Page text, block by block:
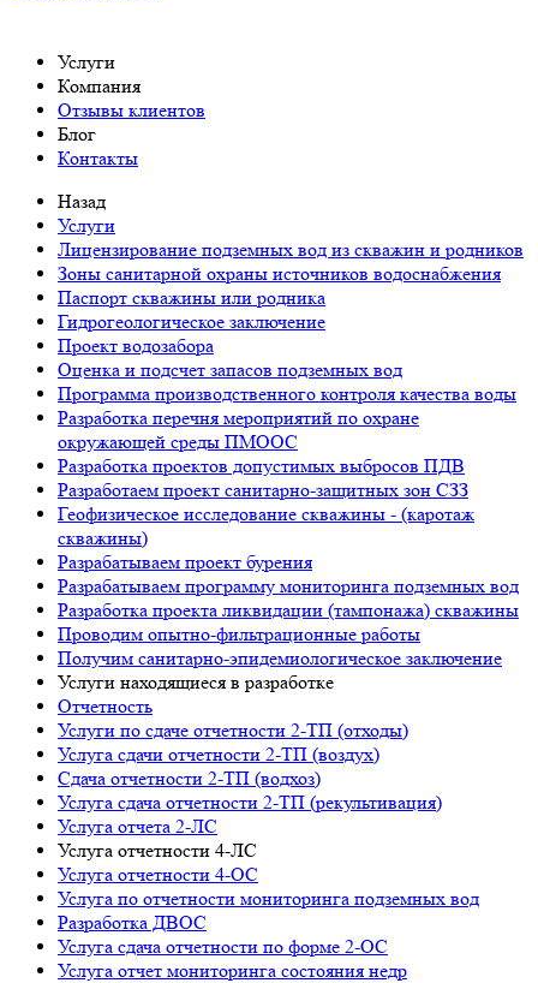
Услуги
Компания
Отзывы клиентов
Блог
Контакты
Назад
Услуги
Лицензирование подземных вод из скважин и родников
Зоны санитарной охраны источников водоснабжения
Паспорт скважины или родника
Гидрогеологическое заключение
Проект водозабора
Оценка и подсчет запасов подземных вод
Программа производственного контроля качества воды
Разработка перечня мероприятий по охране
окружающей среды ПМООС
Разработка проектов допустимых выбросов ПДВ
Разработаем проект санитарно-защитных зон СЗЗ
Геофизическое исследование скважины - (каротаж
скважины)
Разрабатываем проект бурения
Разрабатываем программу мониторинга подземных вод
Разработка проекта ликвидации (тампонажа) скважины
Проводим опытно-фильтрационные работы
Получим санитарно-эпидемиологическое заключение
Услуги находящиеся в разработке
Отчетность
Услуги по сдаче отчетности 2-ТП (отходы)
Услуга сдачи отчетности 2-ТП (воздух)
Сдача отчетности 2-ТП (водхоз)
Услуга сдача отчетности 2-ТП (рекультивация)
Услуга отчета 2-ЛС
Услуга отчетности 4-ЛС
Услуга отчетности 4-ОС
Услуга по отчетности мониторинга подземных вод
Разработка ДВОС
Услуга сдача отчетности по форме 2-ОС
Услуга отчет мониторинга состояния недр